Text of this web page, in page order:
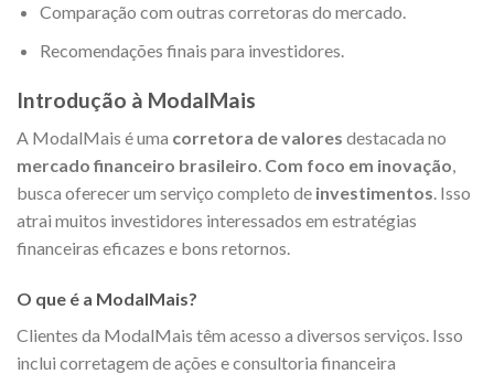
Comparação com outras corretoras do mercado.
Recomendações finais para investidores.
Introdução à ModalMais
A ModalMais é uma corretora de valores destacada no
mercado financeiro brasileiro. Com foco em inovação,
busca oferecer um serviço completo de investimentos. Isso
atrai muitos investidores interessados em estratégias
financeiras eficazes e bons retornos.
O que é a ModalMais?
Clientes da ModalMais têm acesso a diversos serviços. Isso
inclui corretagem de ações e consultoria financeira